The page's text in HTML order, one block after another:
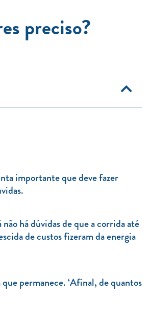
preciso?
importante que deve fazer
há dúvidas de que a corrida até
de custos fizeram da energia
permanece. ‘Afinal, de quantos